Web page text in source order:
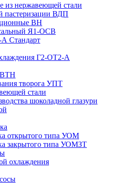
из нержавеющей стали
пастеризации ВДП
ВН
Я1-ОСВ
А Стандарт
Г2-ОТ2-А
ВТН
творога УПТ
стали
шоколадной глазури
открытого типа УОМ
закрытого типа УОМЗТ
охлаждения